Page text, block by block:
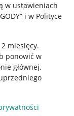
w ustawieniach
i w Polityce
miesięcy.
ponowić w
głównej.